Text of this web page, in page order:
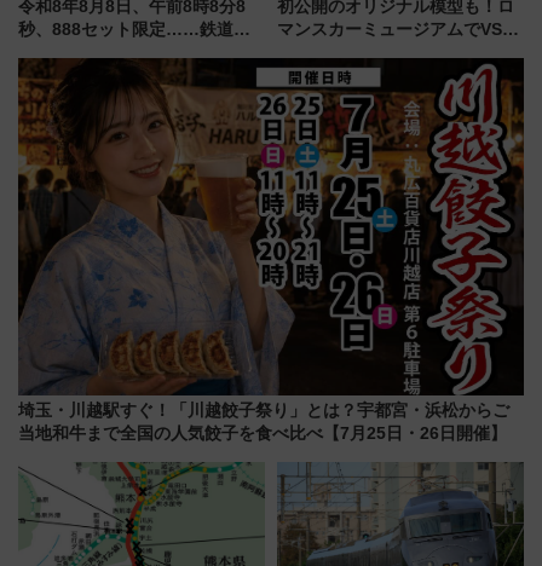
令和8年8月8日、午前8時8分8
秒、888セット限定……鉄道各
たち
初公開のオリジナル模型も！ロ
マンスカーミュージアムでVSE
15日スタート
埼玉・川越駅すぐ！「川越餃子祭り」とは？宇都宮・浜松からご
当地和牛まで全国の人気餃子を食べ比べ【7月25日・26日開催】